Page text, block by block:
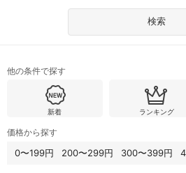
他の条件で探す
新着 ランキング
価格から探す
0〜199円 200〜299円 300〜399円